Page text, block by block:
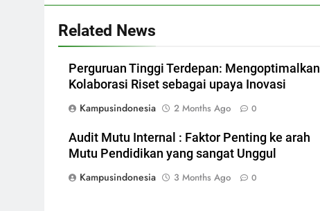
Related News
Perguruan Tinggi Terdepan: Mengoptimalkan
Kolaborasi Riset sebagai upaya Inovasi
Kampusindonesia
2 Months Ago 0
Audit Mutu Internal : Faktor Penting ke arah
Mutu Pendidikan yang sangat Unggul
Kampusindonesia
3 Months Ago 0